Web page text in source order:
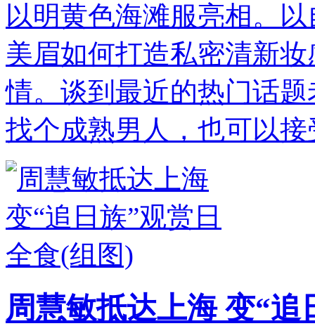
以明黄色海滩服亮相。
美眉如何打造私密清新
情。谈到最近的热门话
找个成熟男人，也可以接
周慧敏抵达上海 变“